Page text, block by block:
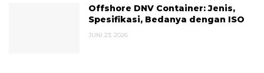
Offshore DNV Container: Jenis,
Spesifikasi, Bedanya dengan ISO
JUNI 23, 2026